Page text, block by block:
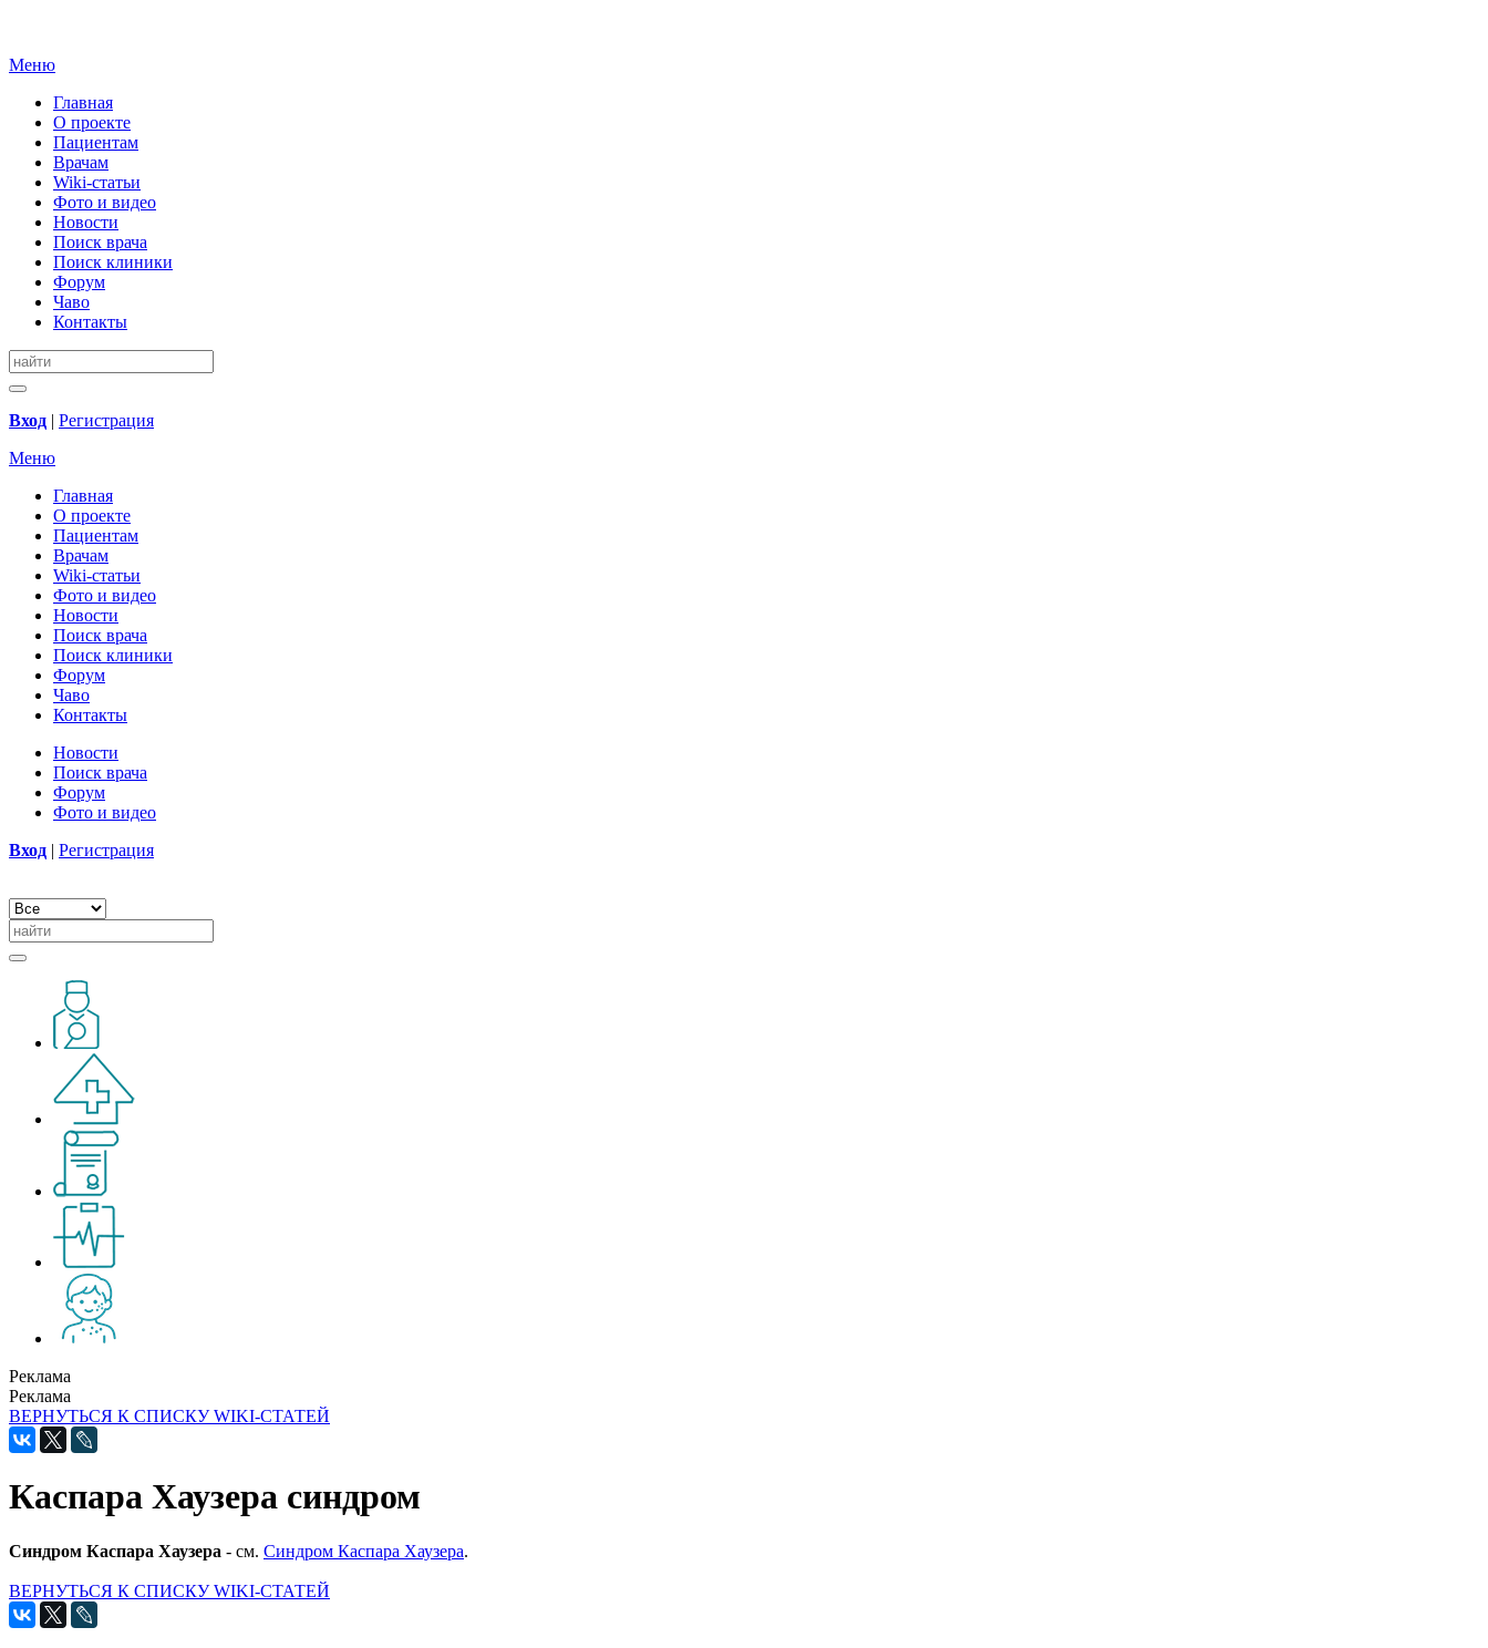
Меню
Главная
О проекте
Пациентам
Врачам
Wiki-статьи
Фото и видео
Новости
Поиск врача
Поиск клиники
Форум
Чаво
Контакты
Вход | Регистрация
Меню
Главная
О проекте
Пациентам
Врачам
Wiki-статьи
Фото и видео
Новости
Поиск врача
Поиск клиники
Форум
Чаво
Контакты
Новости
Поиск врача
Форум
Фото и видео
Вход | Регистрация
Реклама
Реклама
ВЕРНУТЬСЯ К СПИСКУ WIKI-СТАТЕЙ
Каспара Хаузера синдром
Синдром Каспара Хаузера - см. Синдром Каспара Хаузера.
ВЕРНУТЬСЯ К СПИСКУ WIKI-СТАТЕЙ